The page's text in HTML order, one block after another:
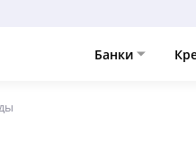
Банки